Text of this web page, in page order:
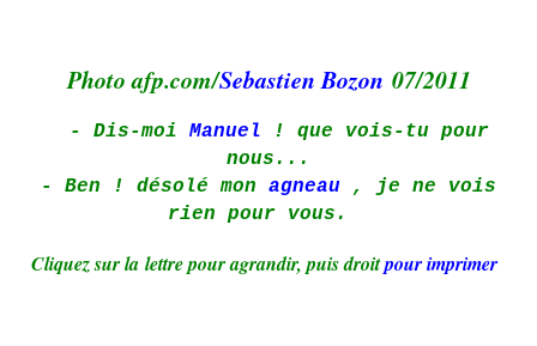
Photo afp.com/Sebastien Bozon 07/2011
- Dis-moi Manuel
! que vois-tu pour
nous...
- Ben ! désolé mon
agneau ,
je ne vois
rien pour vous.
Cliquez sur la lettrepour agrandir, puis droitpour imprimer